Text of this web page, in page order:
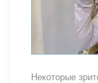
Некоторые